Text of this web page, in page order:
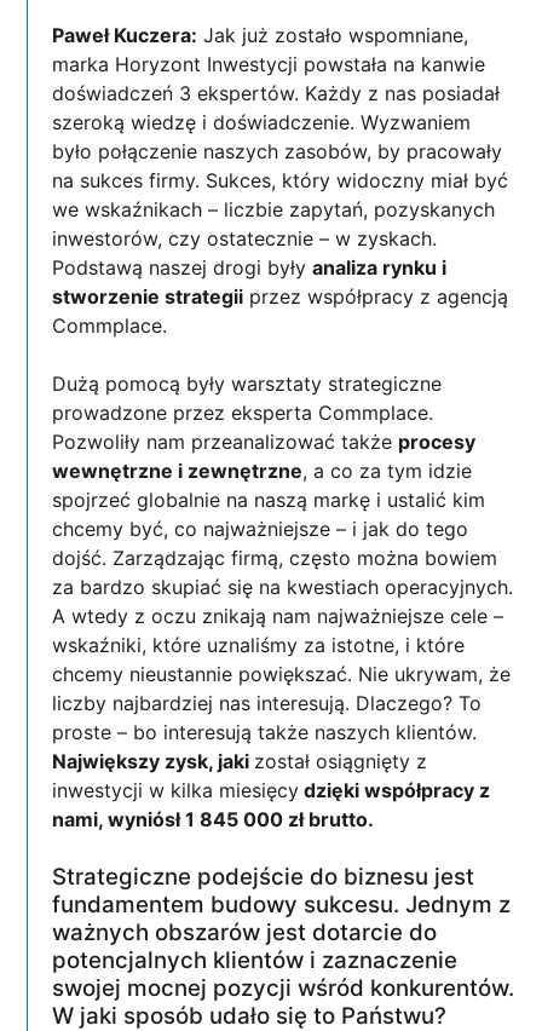
Paweł Kuczera: Jak już zostało wspomniane,
marka Horyzont Inwestycji powstała na kanwie
doświadczeń 3 ekspertów. Każdy z nas posiadał
szeroką wiedzę i doświadczenie. Wyzwaniem
było połączenie naszych zasobów, by pracowały
na sukces firmy. Sukces, który widoczny miał być
we wskaźnikach – liczbie zapytań, pozyskanych
inwestorów, czy ostatecznie – w zyskach.
Podstawą naszej drogi byłyanaliza rynku i
stworzenie strategii przez współpracy z agencją
Commplace.
Dużą pomocą były warsztaty strategiczne
prowadzone przez eksperta Commplace.
Pozwoliły nam przeanalizować także procesy
wewnętrzne i zewnętrzne, a co za tym idzie
spojrzeć globalnie na naszą markę i ustalić kim
chcemy być, co najważniejsze – i jak do tego
dojść. Zarządzając firmą, często można bowiem
za bardzo skupiać się na kwestiach operacyjnych.
A wtedy z oczu znikają nam najważniejsze cele –
wskaźniki, które uznaliśmy za istotne, i które
chcemy nieustannie powiększać. Nie ukrywam, że
liczby najbardziej nas interesują. Dlaczego? To
proste – bo interesują także naszych klientów.
Największy zysk, jaki został osiągnięty z
inwestycji w kilka miesięcy dzięki współpracy z
nami, wyniósł 1 845 000 zł brutto.
Strategiczne podejście do biznesu jest
fundamentem budowy sukcesu. Jednym z
ważnych obszarów jest dotarcie do
potencjalnych klientów i zaznaczenie
swojej mocnej pozycji wśród konkurentów.
W jaki sposób udało się to Państwu?